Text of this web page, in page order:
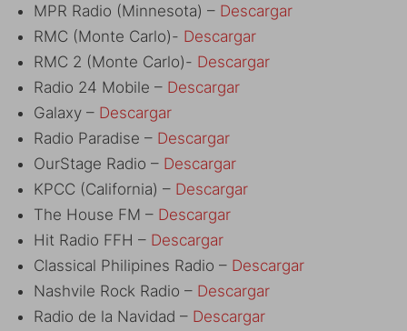
MPR Radio (Minnesota) – Descargar
RMC (Monte Carlo)- Descargar
RMC 2 (Monte Carlo)- Descargar
Radio 24 Mobile – Descargar
Galaxy – Descargar
Radio Paradise – Descargar
OurStage Radio – Descargar
KPCC (California) – Descargar
The House FM – Descargar
Hit Radio FFH – Descargar
Classical Philipines Radio – Descargar
Nashvile Rock Radio – Descargar
Radio de la Navidad – Descargar